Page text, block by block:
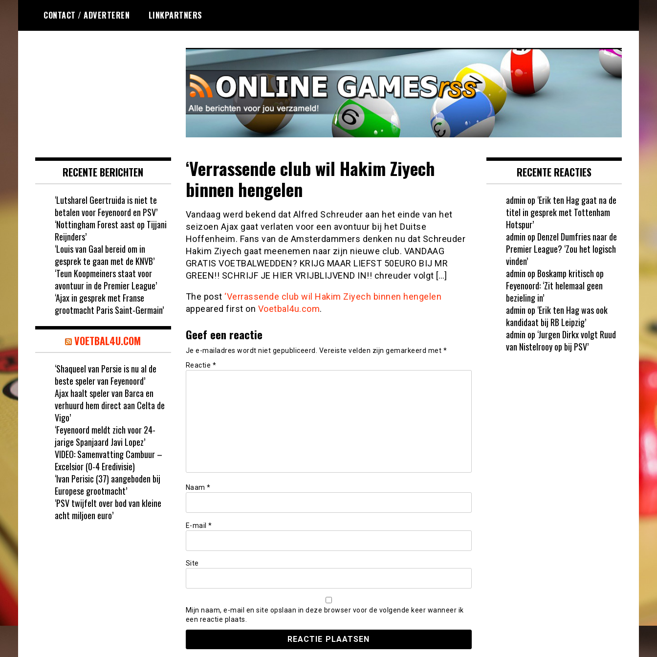
de
CONTACT / ADVERTEREN LINKPARTNERS
‘Verrassende club wil Hakim Ziyech
binnen hengelen
Vandaag werd bekend dat Alfred Schreuder aan het einde van het
seizoen Ajax gaat verlaten voor een avontuur bij het Duitse
Hoffenheim. Fans van de Amsterdammers denken nu dat Schreuder
Hakim Ziyech gaat meenemen naar zijn nieuwe club. VANDAAG
GRATIS VOETBALWEDDEN? KRIJG MAAR LIEFST 50EURO BIJ MR
GREEN!! SCHRIJF JE HIER VRIJBLIJVEND IN!! chreuder volgt […]
The post ‘Verrassende club wil Hakim Ziyech binnen hengelen
appeared first on Voetbal4u.com.
Geef een reactie
Je e-mailadres wordt niet gepubliceerd. Vereiste velden zijn gemarkeerd met *
Reactie *
Naam *
E-mail *
Site
Mijn naam, e-mail en site opslaan in deze browser voor de volgende keer wanneer ik
een reactie plaats.
RECENTE BERICHTEN
‘Lutsharel Geertruida is niet te
betalen voor Feyenoord en PSV’
‘Nottingham Forest aast op Tijjani
Reijnders’
‘Louis van Gaal bereid om in
gesprek te gaan met de KNVB’
‘Teun Koopmeiners staat voor
avontuur in de Premier League’
‘Ajax in gesprek met Franse
grootmacht Paris Saint-Germain’
VOETBAL4U.COM
‘Shaqueel van Persie is nu al de
beste speler van Feyenoord’
Ajax haalt speler van Barca en
verhuurd hem direct aan Celta de
Vigo’
‘Feyenoord meldt zich voor 24-
jarige Spanjaard Javi Lopez’
VIDEO: Samenvatting Cambuur –
Excelsior (0-4 Eredivisie)
‘Ivan Perisic (37) aangeboden bij
Europese grootmacht’
‘PSV twijfelt over bod van kleine
acht miljoen euro’
RECENTE REACTIES
admin op ‘Erik ten Hag gaat na de
titel in gesprek met Tottenham
Hotspur’
admin op Denzel Dumfries naar de
Premier League? ‘Zou het logisch
vinden’
admin op Boskamp kritisch op
Feyenoord: ‘Zit helemaal geen
bezieling in’
admin op ‘Erik ten Hag was ook
kandidaat bij RB Leipzig’
admin op ‘Jurgen Dirkx volgt Ruud
van Nistelrooy op bij PSV’